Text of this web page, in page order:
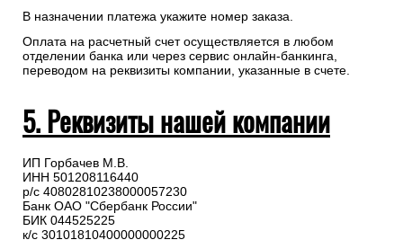
В назначении платежа укажите номер заказа.
Оплата на расчетный счет осуществляется в любом
отделении банка или через сервис онлайн-банкинга,
переводом на реквизиты компании, указанные в счете.
5. Реквизиты нашей компании
ИП Горбачев М.В.
ИНН 501208116440
р/с 40802810238000057230
Банк ОАО "Сбербанк России"
БИК 044525225
к/с 30101810400000000225